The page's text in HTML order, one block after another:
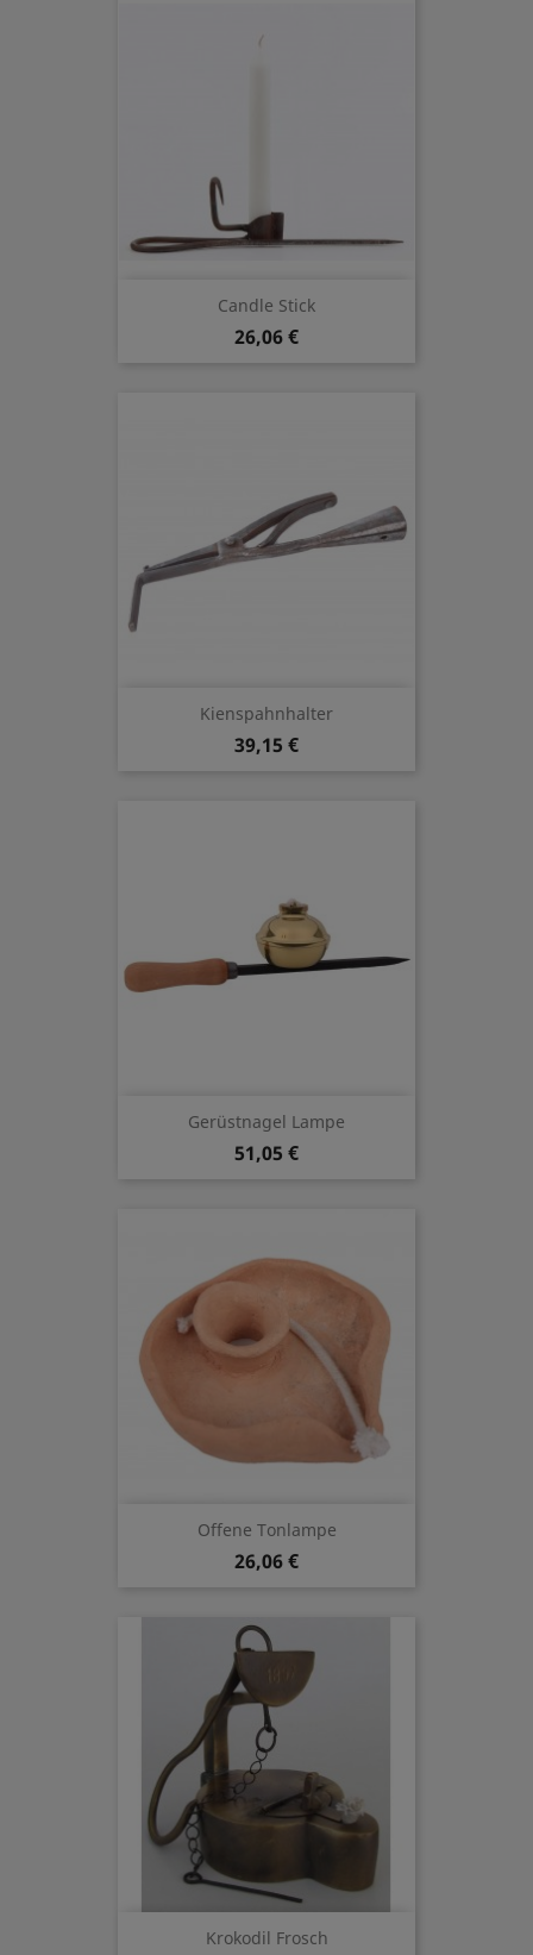
Candle Stick
26,06 €
Kienspahnhalter
39,15 €
Gerüstnagel Lampe
51,05 €
Offene Tonlampe
26,06 €
Krokodil Frosch